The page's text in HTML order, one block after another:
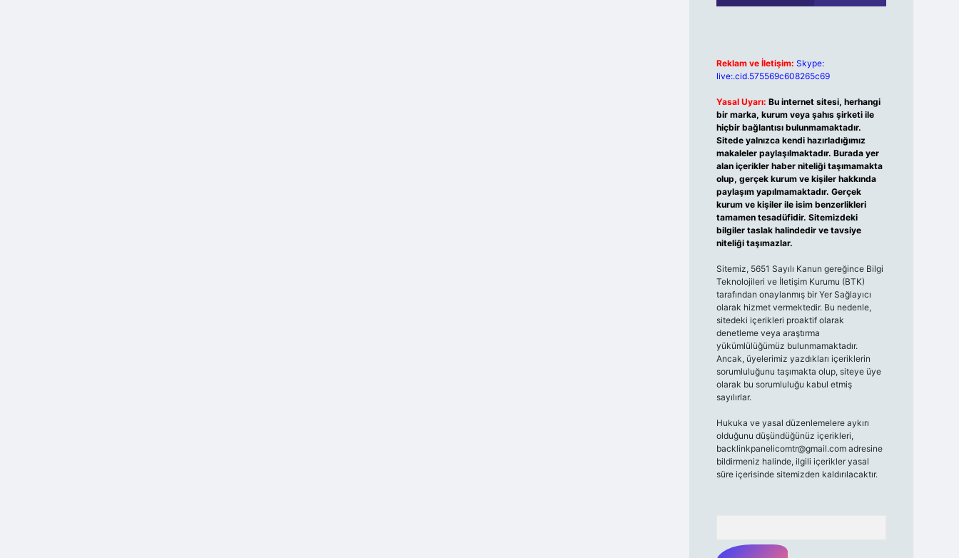
Reklam ve İletişim: Skype:
live:.cid.575569c608265c69
Yasal Uyarı: Bu internet sitesi, herhangi
bir marka, kurum veya şahıs şirketi ile
hiçbir bağlantısı bulunmamaktadır.
Sitede yalnızca kendi hazırladığımız
makaleler paylaşılmaktadır. Burada yer
alan içerikler haber niteliği taşımamakta
olup, gerçek kurum ve kişiler hakkında
paylaşım yapılmamaktadır. Gerçek
kurum ve kişiler ile isim benzerlikleri
tamamen tesadüfidir. Sitemizdeki
bilgiler taslak halindedir ve tavsiye
niteliği taşımazlar.
Sitemiz, 5651 Sayılı Kanun gereğince Bilgi
Teknolojileri ve İletişim Kurumu (BTK)
tarafından onaylanmış bir Yer Sağlayıcı
olarak hizmet vermektedir. Bu nedenle,
sitedeki içerikleri proaktif olarak
denetleme veya araştırma
yükümlülüğümüz bulunmamaktadır.
Ancak, üyelerimiz yazdıkları içeriklerin
sorumluluğunu taşımakta olup, siteye üye
olarak bu sorumluluğu kabul etmiş
sayılırlar.
Hukuka ve yasal düzenlemelere aykırı
olduğunu düşündüğünüz içerikleri,
backlinkpanelicomtr@gmail.comadresine
bildirmeniz halinde, ilgili içerikler yasal
süre içerisinde sitemizden kaldırılacaktır.